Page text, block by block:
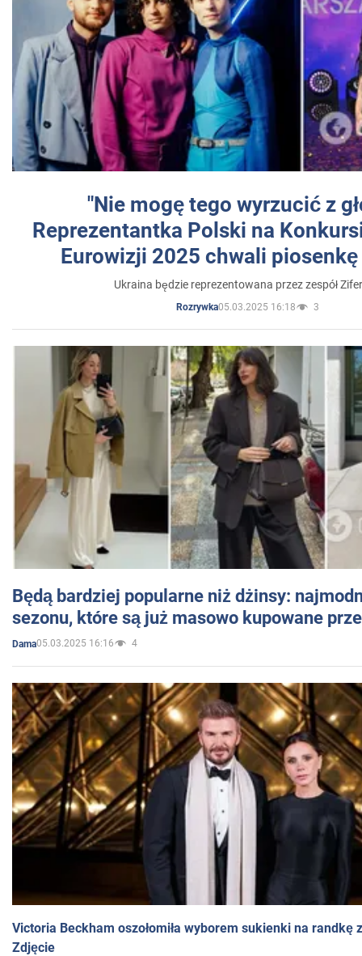
"Nie mogę tego wyrzucić z
Reprezentantka Polski na
Eurowizji 2025 chwali
Ukraina będzie reprezentowana przez zespół
Rozrywka05.03.2025 16:18 3
Będą bardziej popularne niż dżinsy:
sezonu, które są już masowo kupowane
Dama05.03.2025 16:16 4
Victoria Beckham oszołomiła wyborem sukienki na randkę
Zdjęcie